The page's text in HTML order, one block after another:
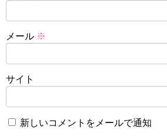
メール ※
サイト
新しいコメントをメールで通知